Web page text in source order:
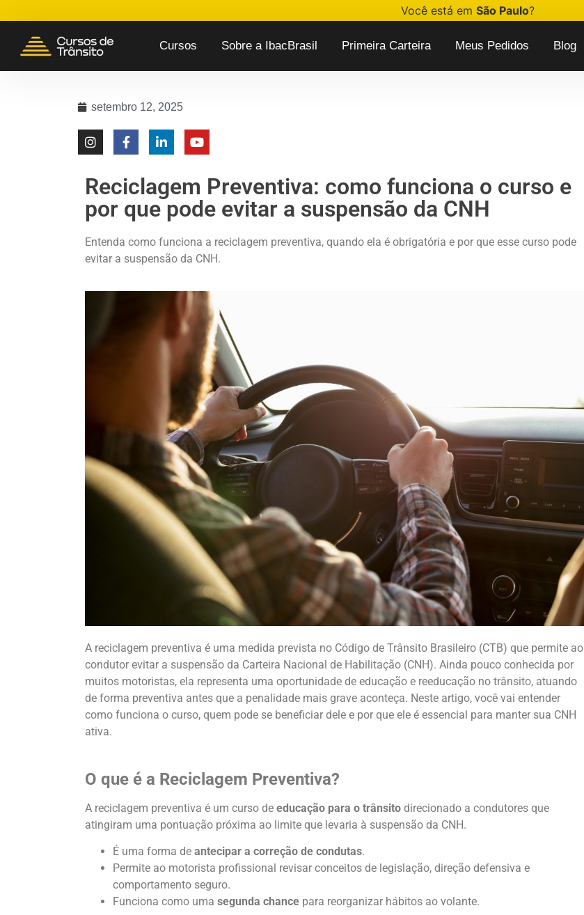
Você está em São Paulo?
Cursos Sobre a IbacBrasil Primeira Carteira Meus Pedidos Blog
setembro 12, 2025
Reciclagem Preventiva: como funciona o curso e
por que pode evitar a suspensão da CNH
Entenda como funciona a reciclagem preventiva, quando ela é obrigatória e por que esse curso pode
evitar a suspensão da CNH.
A reciclagem preventiva é uma medida prevista no Código de Trânsito Brasileiro (CTB) que permite ao
condutor evitar a suspensão da Carteira Nacional de Habilitação (CNH). Ainda pouco conhecida por
muitos motoristas, ela representa uma oportunidade de educação e reeducação no trânsito, atuando
de forma preventiva antes que a penalidade mais grave aconteça. Neste artigo, você vai entender
como funciona o curso, quem pode se beneficiar dele e por que ele é essencial para manter sua CNH
ativa.
O que é a Reciclagem Preventiva?
A reciclagem preventiva é um curso de educação para o trânsito direcionado a condutores que
atingiram uma pontuação próxima ao limite que levaria à suspensão da CNH.
É uma forma de antecipar a correção de condutas.
Permite ao motorista profissional revisar conceitos de legislação, direção defensiva e
comportamento seguro.
Funciona como uma segunda chance para reorganizar hábitos ao volante.